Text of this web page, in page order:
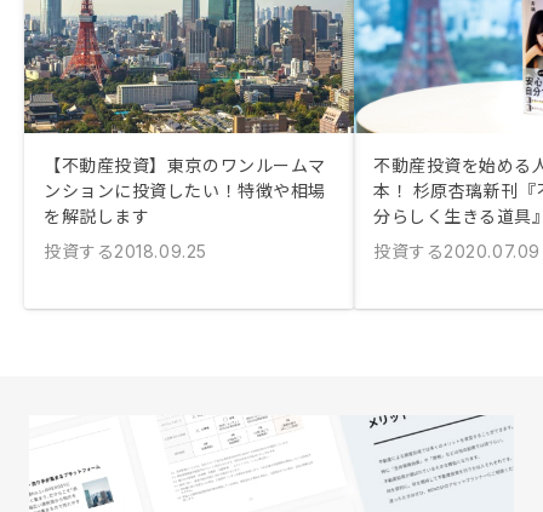
【不動産投資】東京のワンルームマ
ンションに投資したい！特徴や相場
を解説します
投資する2018.09.25
不動産投資を始める
本！ 杉原杏璃新刊
分らしく生きる道具
投資する2020.07.09